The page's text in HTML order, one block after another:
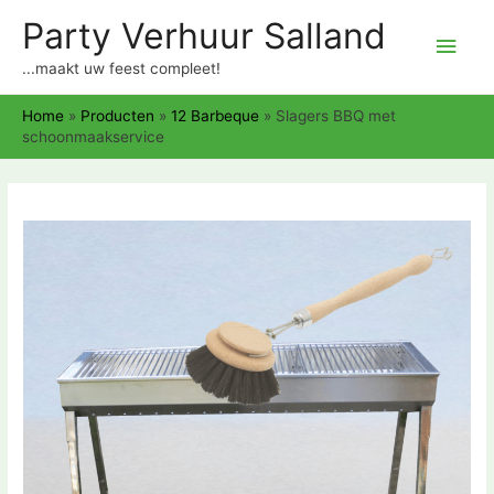
Party Verhuur Salland
...maakt uw feest compleet!
Home » Producten » 12 Barbeque » Slagers BBQ met
schoonmaakservice